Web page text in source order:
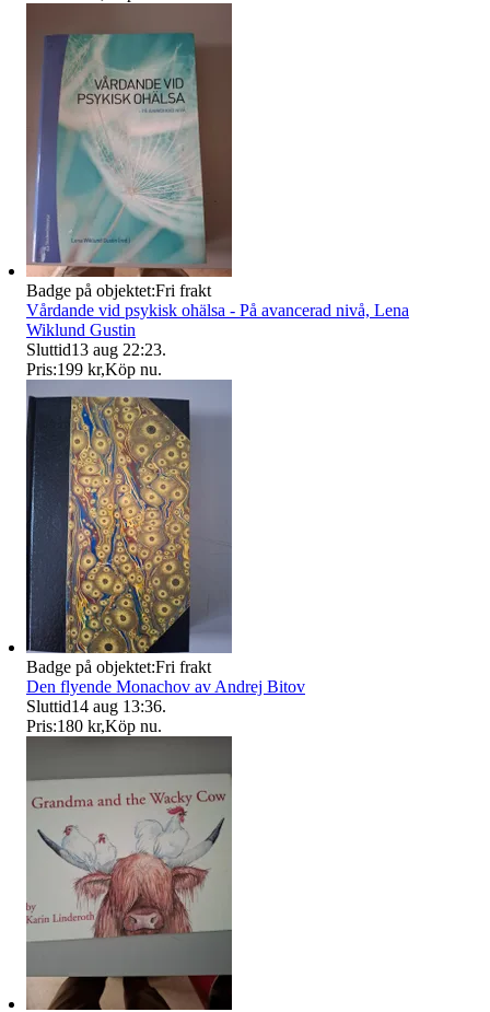
Badge på objektet:Fri frakt
Vårdande vid psykisk ohälsa - På avancerad nivå, Lena
Wiklund Gustin
Sluttid13 aug 22:23.
Pris:199 kr,Köp nu.
Badge på objektet:Fri frakt
Den flyende Monachov av Andrej Bitov
Sluttid14 aug 13:36.
Pris:180 kr,Köp nu.